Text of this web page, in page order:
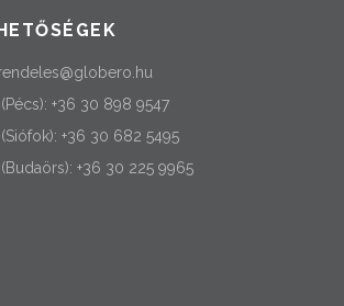
+36 30 898 9547
+36 30 682 5495
+36 30 225 9965